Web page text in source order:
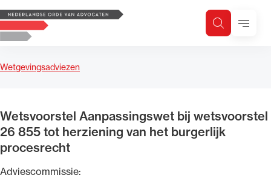
Logo, to the homepage
ZoekenMenu
Wetgevingsadviezen
Wetsvoorstel Aanpassingswet bij wetsvoorstel
26 855 tot herziening van het burgerlijk
procesrecht
Adviescommissie:
Zoeken
Zoek op trefwoord